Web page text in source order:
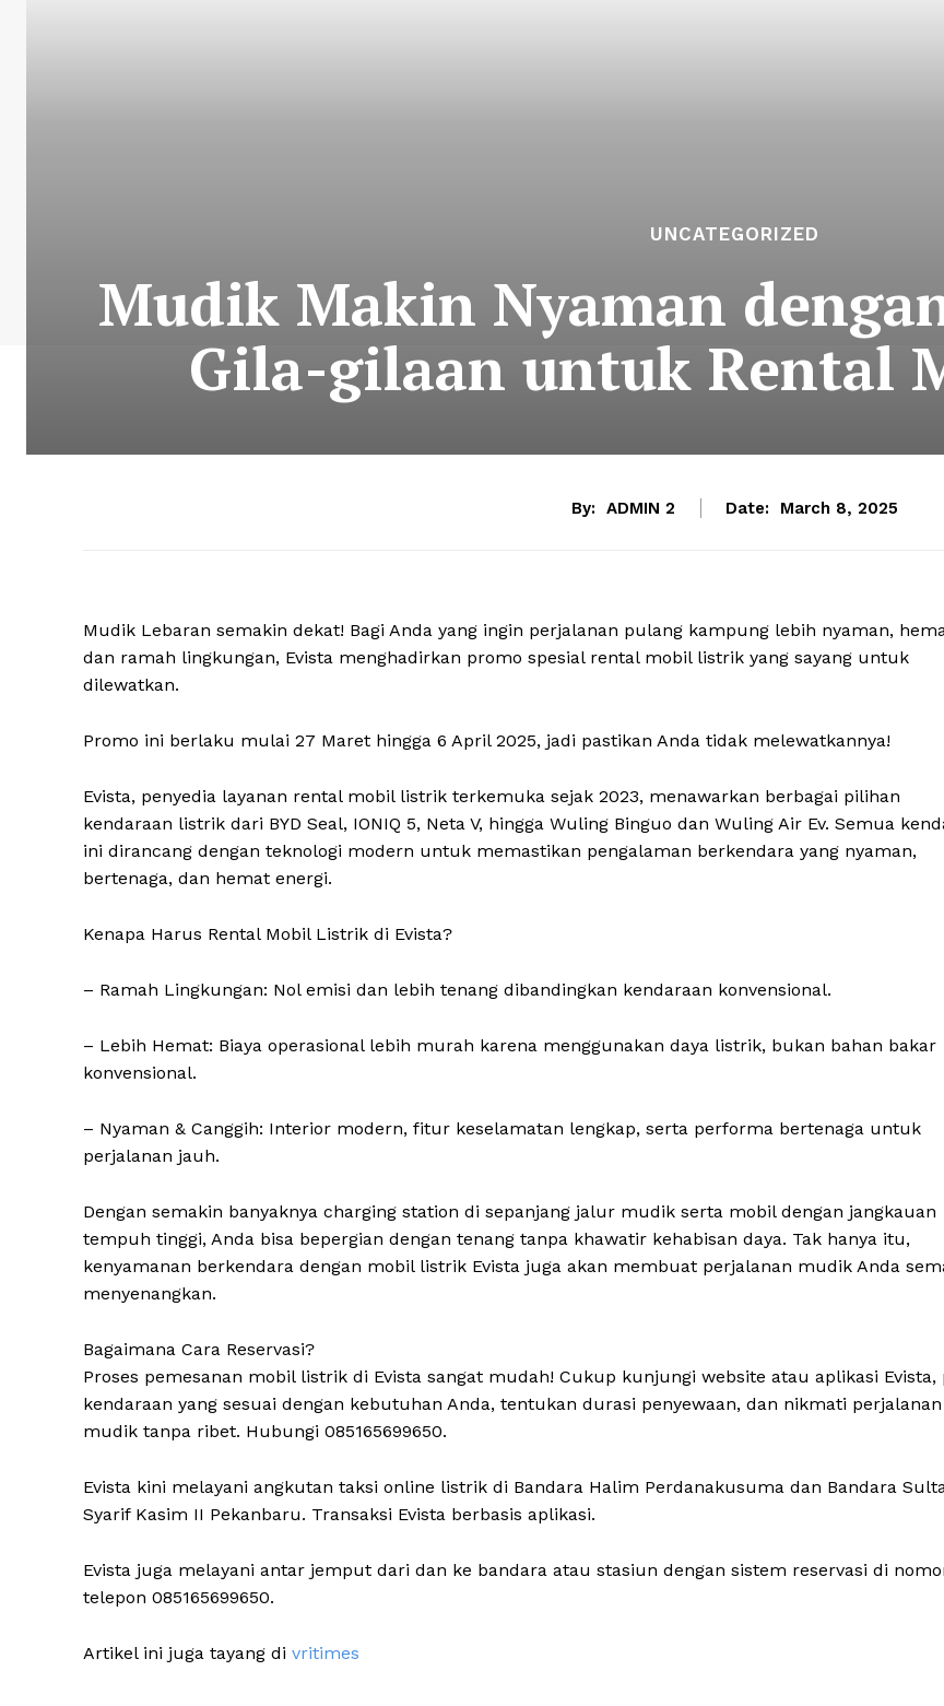
UNCATEGORIZED
Mudik Makin Nyaman
Gila-gilaan untuk Rental
By: ADMIN 2 Date: March 8, 2025
Mudik Lebaran semakin dekat! Bagi Anda yang ingin perjalanan pulang kampung lebih nyaman,
dan ramah lingkungan, Evista menghadirkan promo spesial rental mobil listrik yang sayang untuk
dilewatkan.
Promo ini berlaku mulai 27 Maret hingga 6 April 2025, jadi pastikan Anda tidak melewatkannya!
Evista, penyedia layanan rental mobil listrik terkemuka sejak 2023, menawarkan berbagai pilihan
kendaraan listrik dari BYD Seal, IONIQ 5, Neta V, hingga Wuling Binguo dan Wuling Air Ev. Semua
ini dirancang dengan teknologi modern untuk memastikan pengalaman berkendara yang nyaman,
bertenaga, dan hemat energi.
Kenapa Harus Rental Mobil Listrik di Evista?
– Ramah Lingkungan: Nol emisi dan lebih tenang dibandingkan kendaraan konvensional.
– Lebih Hemat: Biaya operasional lebih murah karena menggunakan daya listrik, bukan bahan bakar
konvensional.
– Nyaman & Canggih: Interior modern, fitur keselamatan lengkap, serta performa bertenaga untuk
perjalanan jauh.
Dengan semakin banyaknya charging station di sepanjang jalur mudik serta mobil dengan jangkauan
tempuh tinggi, Anda bisa bepergian dengan tenang tanpa khawatir kehabisan daya. Tak hanya itu,
kenyamanan berkendara dengan mobil listrik Evista juga akan membuat perjalanan mudik Anda
menyenangkan.
Bagaimana Cara Reservasi?
Proses pemesanan mobil listrik di Evista sangat mudah! Cukup kunjungi website atau aplikasi Evista,
kendaraan yang sesuai dengan kebutuhan Anda, tentukan durasi penyewaan, dan nikmati perjalanan
mudik tanpa ribet. Hubungi 085165699650.
Evista kini melayani angkutan taksi online listrik di Bandara Halim Perdanakusuma dan Bandara
Syarif Kasim II Pekanbaru. Transaksi Evista berbasis aplikasi.
Evista juga melayani antar jemput dari dan ke bandara atau stasiun dengan sistem reservasi di
telepon 085165699650.
Artikel ini juga tayang di vritimes